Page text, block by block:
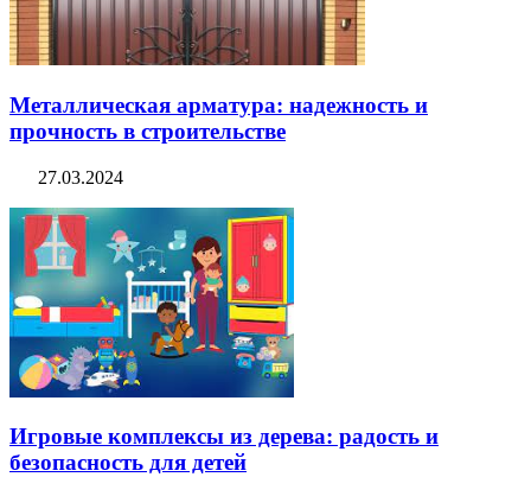
Металлическая арматура: надежность и
прочность в строительстве
27.03.2024
Игровые комплексы из дерева: радость и
безопасность для детей